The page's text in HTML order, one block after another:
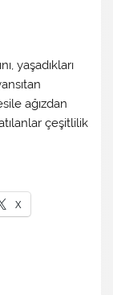
yaşadıkları
ağızdan
çeşitlilik
X